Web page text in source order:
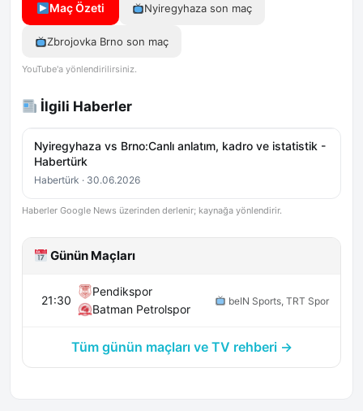
Maç Özeti Nyiregyhaza son maç
Zbrojovka Brno son maç
YouTube'a yönlendirilirsiniz.
İlgili Haberler
Nyiregyhaza vs Brno:Canlı anlatım, kadro ve istatistik -
Habertürk
Habertürk · 30.06.2026
Haberler Google News üzerinden derlenir; kaynağa yönlendirir.
Günün Maçları
21:30
Pendikspor
Batman Petrolspor
beIN Sports, TRT Spor
Tüm günün maçları ve TV rehberi →